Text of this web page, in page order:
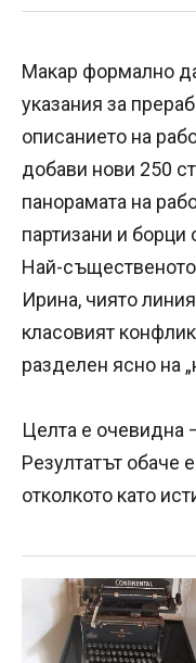
Макар формално
указания за
описанието на
добави нови 250
панорамата на
партизани и
Най-
Ирина, чиято
класовият
разделен ясно на
Целта е очевидна
Резултатът обаче
отколкото като